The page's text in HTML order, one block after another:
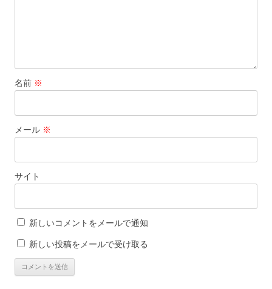
名前 ※
メール ※
サイト
新しいコメントをメールで通知
新しい投稿をメールで受け取る